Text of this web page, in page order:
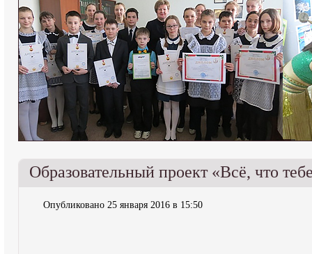
Образовательный проект «Всё, что
Опубликовано 25 января 2016 в 15:50